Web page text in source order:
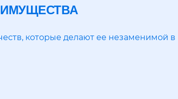
которые делают ее незаменимой в